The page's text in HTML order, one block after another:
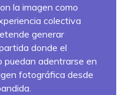
la imagen como
colectiva
generar
donde el
puedan adentrarse en
fotográfica desde